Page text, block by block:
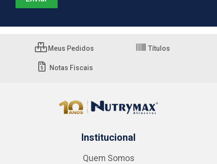
Meus Pedidos Títulos
Notas Fiscais
Institucional
Quem Somos